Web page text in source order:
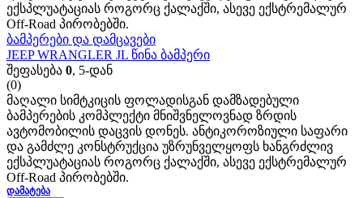
ექსპლუატაციას როგორც ქალაქში, ასევე ექსტრემალურ
Off-Road პირობებში.
ბამპერები და დამცავები
JEEP WRANGLER JL წინა ბამპერი
შეფასება 0, 5-დან
(0)
მაღალი სიმტკიცის ფოლადისგან დამზადებული
ბამპერების კომპლექტი მნიშვნელოვნად ზრდის
ავტომობილის დაცვის დონეს. ანტიკოროზიული საფარი
და გამძლე კონსტრუქცია უზრუნველყოფს ხანგრძლივ
ექსპლუატაციას როგორც ქალაქში, ასევე ექსტრემალურ
Off-Road პირობებში.
ᲓᲐᲛᲐᲢᲔᲑᲐ